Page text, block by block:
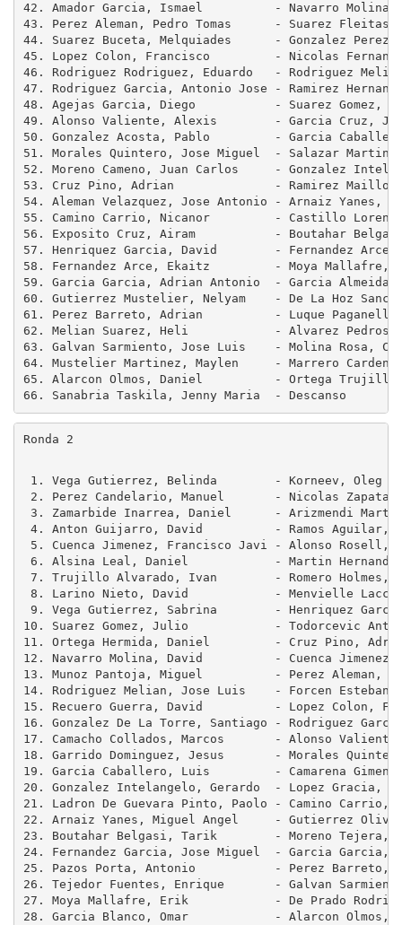
42. Amador Garcia, Ismael          - Navarro
43. Perez Aleman, Pedro Tomas      - Suarez
44. Suarez Buceta, Melquiades      - Gonzalez
45. Lopez Colon, Francisco         - Nicolas
46. Rodriguez Rodriguez, Eduardo   - Rodriguez
47. Rodriguez Garcia, Antonio Jose - Ramirez
48. Agejas Garcia, Diego           - Suarez
49. Alonso Valiente, Alexis        - Garcia Cruz,
50. Gonzalez Acosta, Pablo         - Garcia
51. Morales Quintero, Jose Miguel  - Salazar
52. Moreno Cameno, Juan Carlos     - Gonzalez
53. Cruz Pino, Adrian              - Ramirez
54. Aleman Velazquez, Jose Antonio - Arnaiz Yanes,
55. Camino Carrio, Nicanor         - Castillo
56. Exposito Cruz, Airam           - Boutahar
57. Henriquez Garcia, David        - Fernandez
58. Fernandez Arce, Ekaitz         - Moya
59. Garcia Garcia, Adrian Antonio  - Garcia
60. Gutierrez Mustelier, Nelyam    - De La Hoz
61. Perez Barreto, Adrian          - Luque
62. Melian Suarez, Heli            - Alvarez
63. Galvan Sarmiento, Jose Luis    - Molina
64. Mustelier Martinez, Maylen     - Marrero
65. Alarcon Olmos, Daniel          - Ortega
Ronda 2
1. Vega Gutierrez, Belinda        - Korneev,
2. Perez Candelario, Manuel       - Nicolas
3. Zamarbide Inarrea, Daniel      - Arizmendi
4. Anton Guijarro, David          - Ramos Aguilar,
5. Cuenca Jimenez, Francisco Javi - Alonso
6. Alsina Leal, Daniel            - Martin
7. Trujillo Alvarado, Ivan        - Romero
8. Larino Nieto, David            - Menvielle
9. Vega Gutierrez, Sabrina        - Henriquez
10. Suarez Gomez, Julio            - Todorcevic
11. Ortega Hermida, Daniel         - Cruz Pino,
12. Navarro Molina, David          - Cuenca Jimenez,
13. Munoz Pantoja, Miguel          - Perez Aleman,
14. Rodriguez Melian, Jose Luis    - Forcen
15. Recuero Guerra, David          - Lopez Colon,
16. Gonzalez De La Torre, Santiago - Rodriguez
17. Camacho Collados, Marcos       - Alonso
18. Garrido Dominguez, Jesus       - Morales
19. Garcia Caballero, Luis         - Camarena
20. Gonzalez Intelangelo, Gerardo  - Lopez Gracia,
21. Ladron De Guevara Pinto, Paolo - Camino
22. Arnaiz Yanes, Miguel Angel     - Gutierrez
23. Boutahar Belgasi, Tarik        - Moreno
24. Fernandez Garcia, Jose Miguel  - Garcia Garcia,
25. Pazos Porta, Antonio           - Perez
26. Tejedor Fuentes, Enrique       - Galvan
27. Moya Mallafre, Erik            - De Prado
28. Garcia Blanco, Omar            - Alarcon